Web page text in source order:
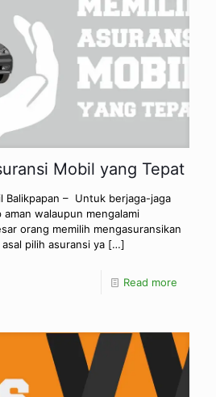
Mobil yang Tepat
Balikpapan – Untuk berjaga-jaga
walaupun mengalami
orang memilih mengasuransikan
pilih asuransi ya […]
Read more